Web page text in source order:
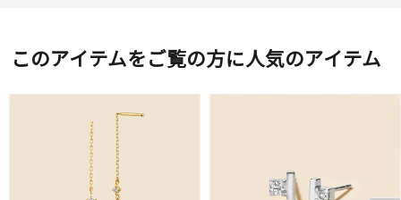
このアイテムをご覧の方に人気のアイテム